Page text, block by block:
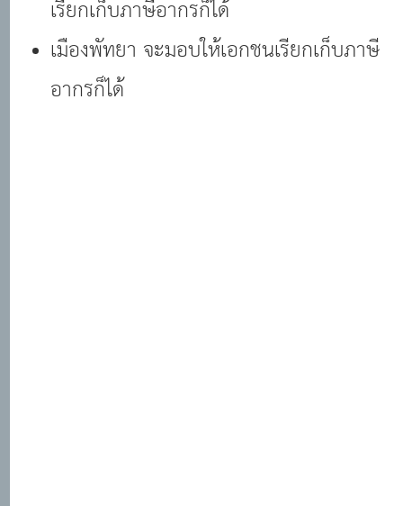
เรียกเก็บภาษีอากรก็ได้
เมืองพัทยา จะมอบให้เอกชนเรียกเก็บภาษี
อากรก็ได้